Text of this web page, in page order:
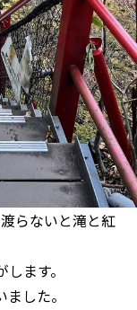
らないと滝と紅
ます。
した。